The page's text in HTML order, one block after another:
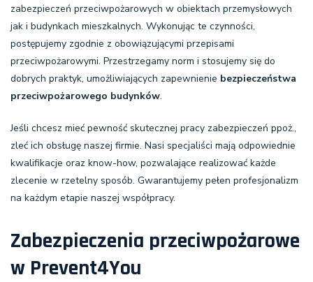
zabezpieczeń przeciwpożarowych w obiektach przemysłowych
jak i budynkach mieszkalnych. Wykonując te czynności,
postępujemy zgodnie z obowiązującymi przepisami
przeciwpożarowymi. Przestrzegamy norm i stosujemy się do
dobrych praktyk, umożliwiających zapewnienie bezpieczeństwa
przeciwpożarowego budynków.
Jeśli chcesz mieć pewność skutecznej pracy zabezpieczeń ppoż.,
zleć ich obsługę naszej firmie. Nasi specjaliści mają odpowiednie
kwalifikacje oraz know-how, pozwalające realizować każde
zlecenie w rzetelny sposób. Gwarantujemy pełen profesjonalizm
na każdym etapie naszej współpracy.
Zabezpieczenia przeciwpożarowe
w Prevent4You